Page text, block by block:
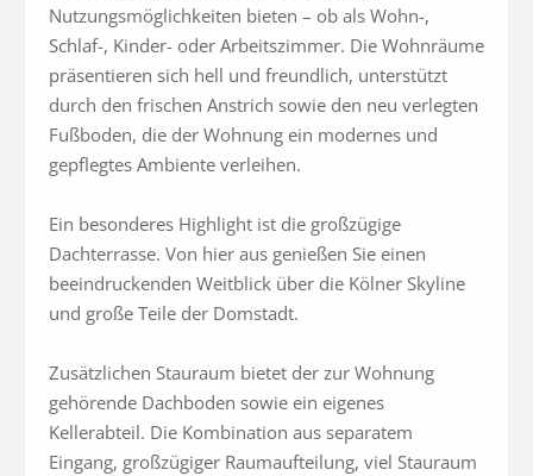
Nutzungsmöglichkeiten bieten – ob als Wohn-,
Schlaf-, Kinder- oder Arbeitszimmer. Die Wohnräume
präsentieren sich hell und freundlich, unterstützt
durch den frischen Anstrich sowie den neu verlegten
Fußboden, die der Wohnung ein modernes und
gepflegtes Ambiente verleihen.
Ein besonderes Highlight ist die großzügige
Dachterrasse. Von hier aus genießen Sie einen
beeindruckenden Weitblick über die Kölner Skyline
und große Teile der Domstadt.
Zusätzlichen Stauraum bietet der zur Wohnung
gehörende Dachboden sowie ein eigenes
Kellerabteil. Die Kombination aus separatem
Eingang, großzügiger Raumaufteilung, viel Stauraum